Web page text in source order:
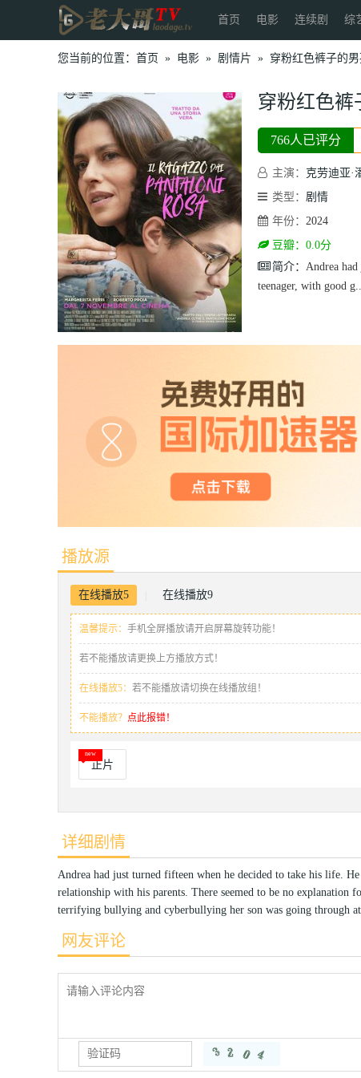
首页 电影 连续剧 综
您当前的位置： 首页 » 电影 » 剧情片 » 穿粉红色裤子的
穿粉红色裤
766人已评分
主演： 克劳迪亚·
类型： 剧情
年份： 2024
豆瓣：0.0分
简介： Andrea
teenager, with good
播放源
在线播放5 在线播放9
温馨提示： 手机全屏播放请开启屏幕旋转功能！
若不能播放请更换上方播放方式！
在线播放5： 若不能播放请切换在线播放组！
不能播放？ 点此报错！
正片
详细剧情
Andrea had just turned fifteen when he decided to take his life.
relationship with his parents. There seemed to be no explanation
terrifying bullying and cyberbullying her son was going through at
网友评论